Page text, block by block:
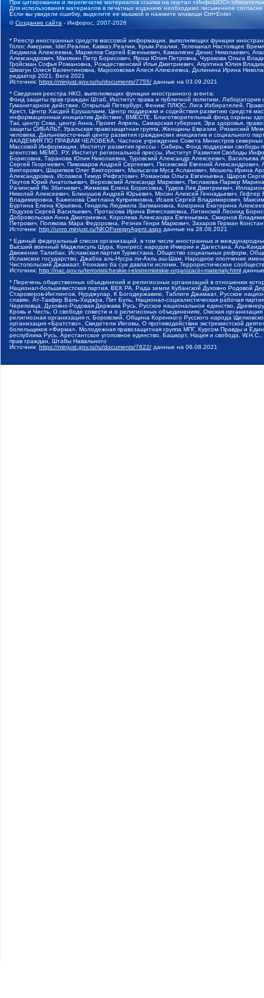
При цитировании и перепечатке материалов ссылка на портал «ИнфоШОС»
Для использования материалов в печатных изданиях необходимо письменное
Если вы увидели ошибку, выделите ее мышкой и нажмите клавиши Ctrl+Enter
©Создание сайта - Инфорос, 2007-2026
* Реестр иностранных средств массовой информации, выполняющих функции
Голос Америки, Idel.Реалии, Кавказ.Реалии, Крым.Реалии, Телеканал Настоящее
Людмила Алексеевна, Маркелов Сергей Евгеньевич, Камалягин Денис Николаевич,
Александрович, Маняхин Петр Борисович, Ярош Юлия Петровна, Чуракова Ольга
Гройсман Софья Романовна, Рождественский Илья Дмитриевич, Апухтина Юлия
Шмагун Олеся Валентиновна, Мароховская Алеся Алексеевна, Долинина Ирина
редактор 2021, Вега 2021
Источник: https://minjust.gov.ru/ru/documents/7755/ данные на 03.09.2021
* Сведения реестра НКО, выполняющих функции иностранного агента:
Фонд защиты прав граждан Штаб, Институт права и публичной политики,
Гуманитарное действие, Открытый Петербург, Феникс ПЛЮС, Лига Избирателей,
Крест, Центр Хасдей Ерушалаим, Центр поддержки и содействия развитию средств
информационных инициатив Действие, ВМЕСТЕ, Благотворительный фонд охраны
Так, центр Сова, центр Анна, Проект Апрель, Самарская губерния, Эра здоровья,
защиты СИБАЛЬТ, Уральская правозащитная группа, Женщины Евразии, Рязанский
человека, Дальневосточный центр развития гражданских инициатив и социального
АКАДЕМИЯ ПО ПРАВАМ ЧЕЛОВЕКА, Частное учреждение Совета Министров северных
Массовой Информации, Институт развития прессы - Сибирь, Фонд поддержки
агентство МЕМО. РУ, Институт региональной прессы, Институт Развития Свободы
Борисовна, Таранова Юлия Николаевна, Туровский Александр Алексеевич,
Сергей Георгиевич, Пивоваров Андрей Сергеевич, Писемский Евгений
Викторович, Шарипков Олег Викторович, Мальсагов Муса Асланович, Мошель Ирина
Александровна, Исламов Тимур Рифгатович, Романова Ольга Евгеньевна, Щаров
Паутов Юрий Анатольевич, Верховский Александр Маркович, Пислакова-Паркер
Рачинский Ян Збигневич, Жемкова Елена Борисовна, Гудков Лев Дмитриевич,
Николай Алексеевич, Блинушов Андрей Юрьевич, Мосин Алексей Геннадьевич,
Владимировна, Баженова Светлана Куприяновна, Исаев Сергей Владимирович,
Буртина Елена Юрьевна, Гендель Людмила Залмановна, Кокорина Екатерина
Подузов Сергей Васильевич, Протасова Ирина Вячеславовна, Литинский Леонид
Добровольская Анна Дмитриевна, Королева Александра Евгеньевна, Смирнов
Петрович, Полякова Мара Федоровна, Резник Генри Маркович, Захаров Герман
Источник: http://unro.minjust.ru/NKOForeignAgent.aspx данные на 28.08.2021
* Единый федеральный список организаций, в том числе иностранных и
Высший военный Маджлисуль Шура, Конгресс народов Ичкерии и Дагестана, Аль-
Движение Талибан, Исламская партия Туркестана, Общество социальных реформ,
Исламское государство, Джабха аль-Нусра ли-Ахль аш-Шам, Народное ополчение
Чистопольский Джамаат, Рохнамо ба суи давлати исломи, Террористическое
Источник: http://nac.gov.ru/terroristicheskie-i-ekstremistskie-organizacii-i-materialy.html
* Перечень общественных объединений и религиозных организаций в отношении
Национал-большевистская партия, ВЕК РА, Рада земли Кубанской Духовно Родовой
Староверов-Инглингов, Нурджулар, К Богодержавию, Таблиги Джамаат, Русское
славян, Ат-Такфир Валь-Хиджра, Пит Буль, Национал-социалистическая рабочая
Череповца, Духовно-Родовая Держава Русь, Русское национальное единство,
Кровь и Честь, О свободе совести и о религиозных объединениях, Омская
религиозная организация п. Боровский, Община Коренного Русского народа
организация «Братство», Свидетели Иеговы, О противодействии экстремистской
болельщиков «Фирма», Молодежная правозащитная группа МПГ, Курсом Правды и
республика Русь, Арестантское уголовное единство, Башкорт, Нация и свобода,
прав граждан, Штабы Навального
Источник: https://minjust.gov.ru/ru/documents/7822/ данные на 06.08.2021